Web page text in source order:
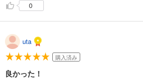
0
uta
購入済み
良かった！